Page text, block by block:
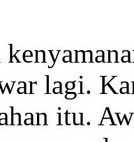
lagi.
itu.